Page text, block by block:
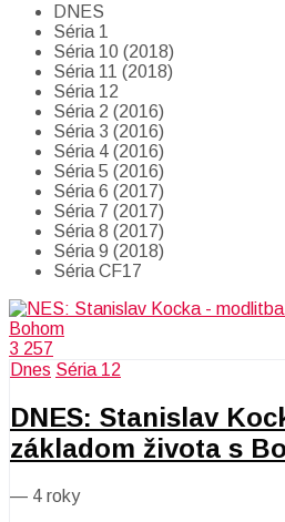
DNES
Séria 1
Séria 10 (2018)
Séria 11 (2018)
Séria 12
Séria 2 (2016)
Séria 3 (2016)
Séria 4 (2016)
Séria 5 (2016)
Séria 6 (2017)
Séria 7 (2017)
Séria 8 (2017)
Séria 9 (2018)
Séria CF17
3 257
Dnes Séria 12
DNES: Stanislav
základom života s
— 4 roky